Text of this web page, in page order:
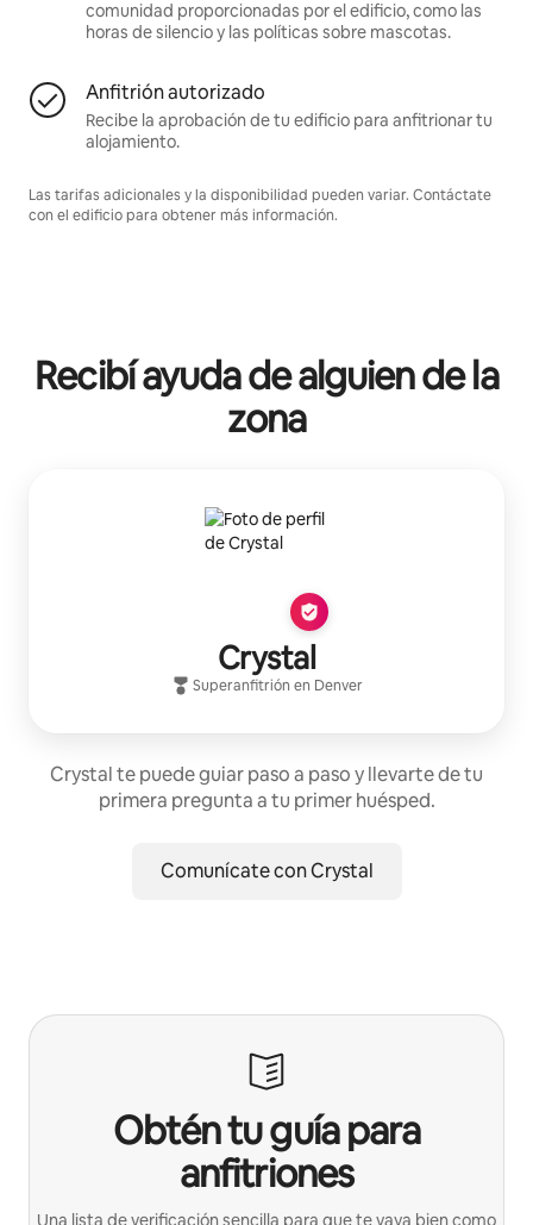
comunidad proporcionadas por el edificio, como las
horas de silencio y las políticas sobre mascotas.
Anfitrión autorizado
Recibe la aprobación de tu edificio para anfitrionar tu
alojamiento.
Las tarifas adicionales y la disponibilidad pueden variar. Contáctate
con el edificio para obtener más información.
Recibí ayuda de alguien de la
zona
Crystal
Superanfitrión en Denver
Crystal te puede guiar paso a paso y llevarte de tu
primera pregunta a tu primer huésped.
Comunícate con Crystal
Obtén tu guía para
anfitriones
Una lista de verificación sencilla para que te vaya bien como